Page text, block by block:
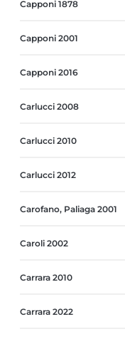
Capponi 1878
Capponi 2001
Capponi 2016
Carlucci 2008
Carlucci 2010
Carlucci 2012
Carofano, Paliaga 2001
Caroli 2002
Carrara 2010
Carrara 2022